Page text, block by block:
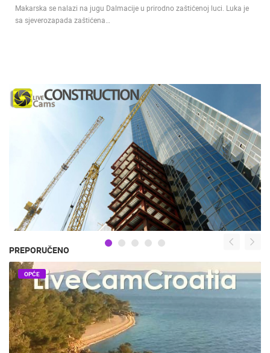
Makarska se nalazi na jugu Dalmacije u prirodno zaštićenoj luci. Luka je
sa sjeverozapada zaštićena…
PREPORUČENO
OPĆE